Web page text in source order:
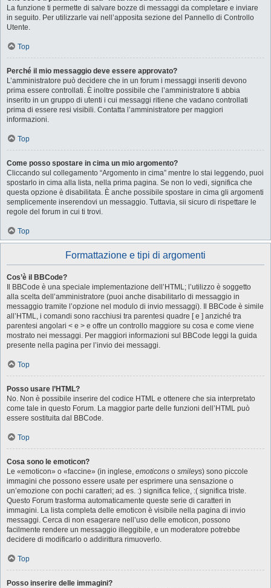
La funzione ti permette di salvare bozze di messaggi da completare e inviare
in seguito. Per utilizzarle vai nell’apposita sezione del Pannello di Controllo
Utente.
Top
Perché il mio messaggio deve essere approvato?
L’amministratore può decidere che in un forum i messaggi inseriti devono
prima essere controllati. È inoltre possibile che l’amministratore ti abbia
inserito in un gruppo di utenti i cui messaggi ritiene che vadano controllati
prima di essere resi visibili. Contatta l’amministratore per maggiori
informazioni.
Top
Come posso spostare in cima un mio argomento?
Cliccando sul collegamento “Argomento in cima” mentre lo stai leggendo, puoi
spostarlo in cima alla lista, nella prima pagina. Se non lo vedi, significa che
questa opzione è disabilitata. È anche possibile spostare in cima gli argomenti
semplicemente inserendovi un messaggio. Tuttavia, sii sicuro di rispettare le
regole del forum in cui ti trovi.
Top
Formattazione e tipi di argomenti
Cos’è il BBCode?
Il BBCode è una speciale implementazione dell’HTML; l’utilizzo è soggetto
alla scelta dell’amministratore (puoi anche disabilitarlo di messaggio in
messaggio tramite l’opzione nel modulo di invio messaggi). Il BBCode è simile
all’HTML, i comandi sono racchiusi tra parentesi quadre [ e ] anziché tra
parentesi angolari < e > e offre un controllo maggiore su cosa e come viene
mostrato nei messaggi. Per maggiori informazioni sul BBCode leggi la guida
presente nella pagina per l’invio dei messaggi.
Top
Posso usare l’HTML?
No. Non è possibile inserire del codice HTML e ottenere che sia interpretato
come tale in questo Forum. La maggior parte delle funzioni dell’HTML può
essere sostituita dal BBCode.
Top
Cosa sono le emoticon?
Le «emoticon» o «faccine» (in inglese, emoticons o smileys) sono piccole
immagini che possono essere usate per esprimere una sensazione o
un’emozione con pochi caratteri; ad es. :) significa felice, :( significa triste.
Questo Forum trasforma automaticamente queste serie di caratteri in
immagini. La lista completa delle emoticon è visibile nella pagina di invio
messaggi. Cerca di non esagerare nell’uso delle emoticon, possono
facilmente rendere un messaggio illeggibile, e un moderatore potrebbe
decidere di modificarlo o addirittura rimuoverlo.
Top
Posso inserire delle immagini?